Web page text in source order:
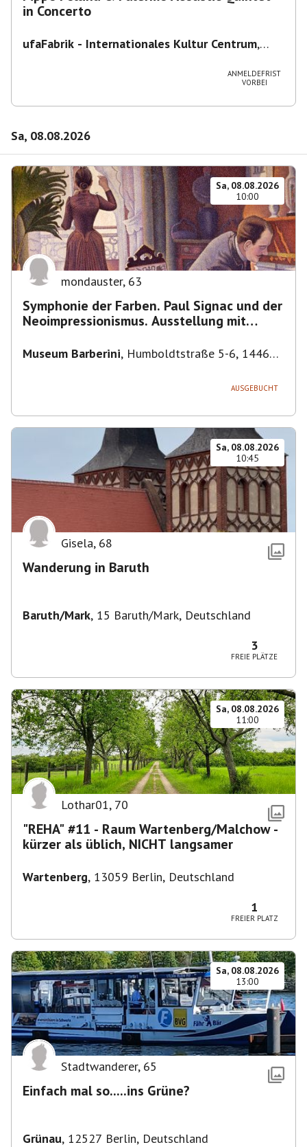
in Concerto
ufaFabrik - Internationales Kultur Centrum,
ANMELDEFRIST
VORBEI
Sa, 08.08.2026
Sa, 08.08.2026
10:00
mondauster, 63
Symphonie der Farben. Paul Signac und der
Neoimpressionismus. Ausstellung mit
Museum Barberini, Humboldtstraße 5-6, 14467
AUSGEBUCHT
Sa, 08.08.2026
10:45
Gisela, 68
Wanderung in Baruth
Baruth/Mark, 15 Baruth/Mark, Deutschland
3
FREIE PLÄTZE
Sa, 08.08.2026
11:00
Lothar01, 70
"REHA" #11 - Raum Wartenberg/Malchow -
kürzer als üblich, NICHT langsamer
Wartenberg, 13059 Berlin, Deutschland
1
FREIER PLATZ
Sa, 08.08.2026
13:00
Stadtwanderer, 65
Einfach mal so.....ins Grüne?
Grünau, 12527 Berlin, Deutschland